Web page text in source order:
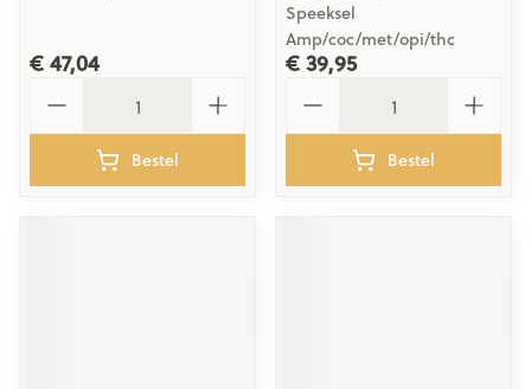
€ 47,04
Bestel
Speeksel
Amp/coc/met/opi/thc
€ 39,95
Bestel